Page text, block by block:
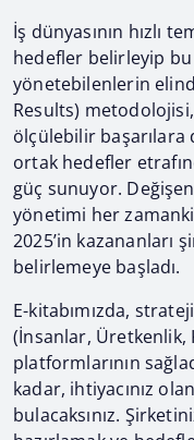
İş dünyasının hızlı
hedefler belirleyip
yönetebilenlerin
Results)
ölçülebilir başarılara
ortak hedefler
güç sunuyor.
yönetimi her
2025’in kazananları
belirlemeye başladı.
E-kitabımızda,
(İnsanlar, Üretkenlik,
platformlarının
kadar, ihtiyacınız
bulacaksınız.